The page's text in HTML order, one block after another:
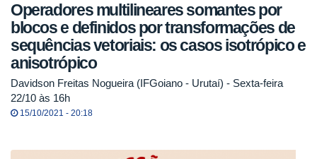
Operadores multilineares somantes por
blocos e definidos por transformações de
sequências vetoriais: os casos isotrópico e
anisotrópico
Davidson Freitas Nogueira (IFGoiano - Urutaí) - Sexta-feira
22/10 às 16h
15/10/2021 - 20:18